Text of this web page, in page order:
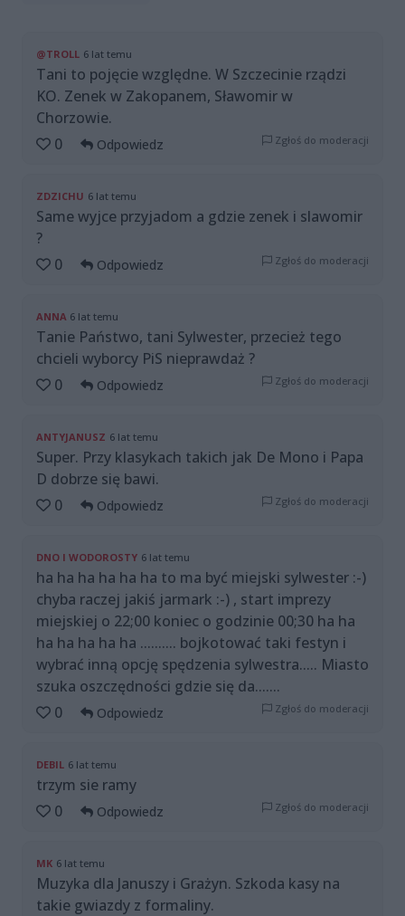
@TROLL 6 lat temu
Tani to pojęcie względne. W Szczecinie rządzi
KO. Zenek w Zakopanem, Sławomir w
Chorzowie.
0
Odpowiedz Zgłoś do moderacji
ZDZICHU 6 lat temu
Same wyjce przyjadom a gdzie zenek i slawomir
?
0
Odpowiedz Zgłoś do moderacji
ANNA 6 lat temu
Tanie Państwo, tani Sylwester, przecież tego
chcieli wyborcy PiS nieprawdaż ?
0
Odpowiedz Zgłoś do moderacji
ANTYJANUSZ 6 lat temu
Super. Przy klasykach takich jak De Mono i Papa
D dobrze się bawi.
0
Odpowiedz Zgłoś do moderacji
DNO I WODOROSTY 6 lat temu
ha ha ha ha ha ha to ma być miejski sylwester :-)
chyba raczej jakiś jarmark :-) , start imprezy
miejskiej o 22;00 koniec o godzinie 00;30 ha ha
ha ha ha ha ha .......... bojkotować taki festyn i
wybrać inną opcję spędzenia sylwestra..... Miasto
szuka oszczędności gdzie się da.......
0
Odpowiedz Zgłoś do moderacji
DEBIL 6 lat temu
trzym sie ramy
0
Odpowiedz Zgłoś do moderacji
MK 6 lat temu
Muzyka dla Januszy i Grażyn. Szkoda kasy na
takie gwiazdy z formaliny.